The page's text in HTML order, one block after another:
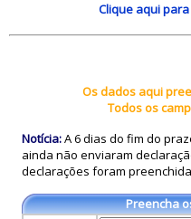
Clique aquipara
Os dados aqui
Todos os
Notícia:A 6 dias do fim do
ainda não enviaram
declarações foram
Preencha